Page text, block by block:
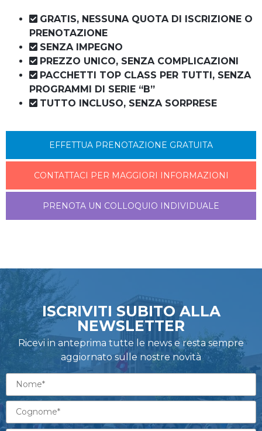
GRATIS, NESSUNA QUOTA DI ISCRIZIONE O
PRENOTAZIONE
SENZA IMPEGNO
PREZZO UNICO, SENZA COMPLICAZIONI
PACCHETTI TOP CLASS PER TUTTI, SENZA
PROGRAMMI DI SERIE “B”
TUTTO INCLUSO, SENZA SORPRESE
EFFETTUA PRENOTAZIONE GRATUITA
CONTATTACI PER MAGGIORI INFORMAZIONI
PRENOTA UN COLLOQUIO INDIVIDUALE
ISCRIVITI SUBITO ALLA
NEWSLETTER
Ricevi in anteprima tutte le news e resta sempre
aggiornato sulle nostre novità